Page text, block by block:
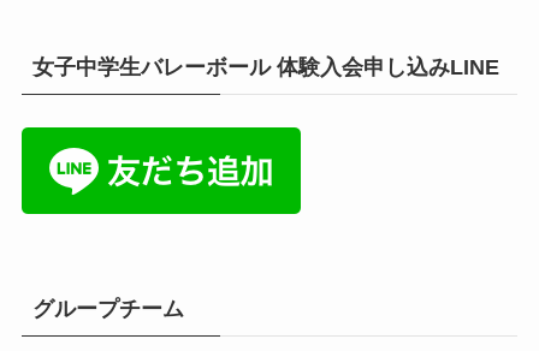
女子中学生バレーボール 体験入会申し込みLINE
グループチーム